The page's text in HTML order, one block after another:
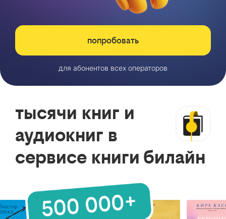
попробовать
для абонентов всех операторов
тысячи книг и
аудиокниг в
сервисе книги билайн